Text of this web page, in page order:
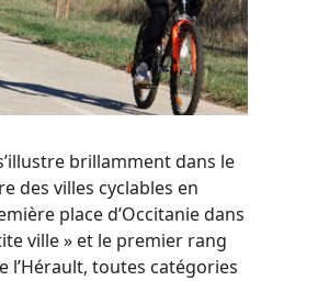
brillamment dans le
des villes cyclables en
place d’Occitanie dans
ville » et le premier rang
l’Hérault, toutes catégories